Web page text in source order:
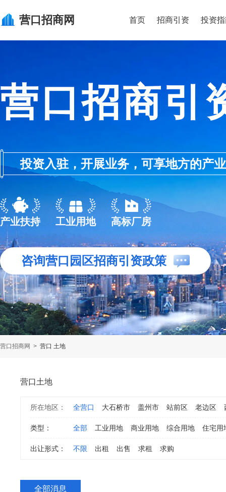
营口招商网 首页 招商引资 投资
营口招商引
投资入驻，开展业务，可享地方的产
产业扶持 工业用地 高标厂房
咨询营口园区招商引资政策
营口招商网 > 营口 土地
营口土地
所在地区： 全营口 大石桥市 盖州市 站前区 老边区
类型： 全部 工业用地 商业用地 综合用地 住宅用
出让形式： 不限 出租 出售 求租 求购
全部消息